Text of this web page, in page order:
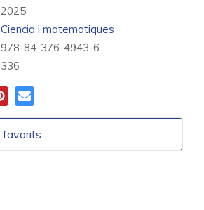
2025
Ciencia i matematiques
978-84-376-4943-6
336
favorits